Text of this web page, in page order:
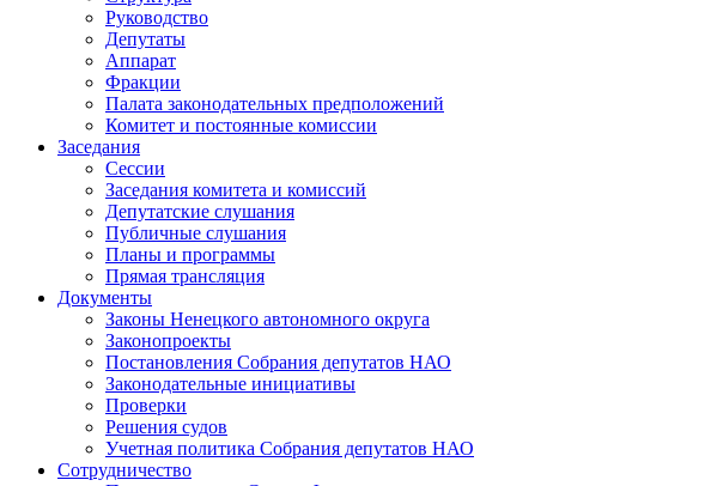
Руководство
Депутаты
Аппарат
Фракции
Палата законодательных предположений
Комитет и постоянные комиссии
Заседания
Сессии
Заседания комитета и комиссий
Депутатские слушания
Публичные слушания
Планы и программы
Прямая трансляция
Документы
Законы Ненецкого автономного округа
Законопроекты
Постановления Собрания депутатов НАО
Законодательные инициативы
Проверки
Решения судов
Учетная политика Собрания депутатов НАО
Сотрудничество